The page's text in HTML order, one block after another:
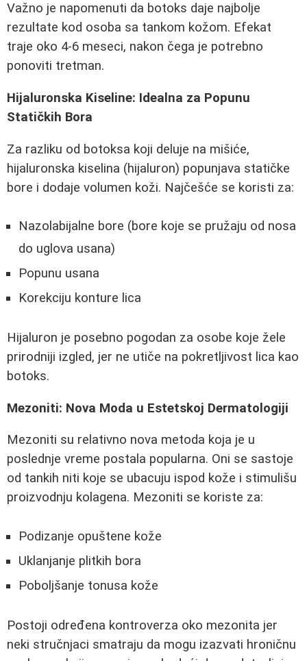
Važno je napomenuti da botoks daje najbolje
rezultate kod osoba sa tankom kožom. Efekat
traje oko 4-6 meseci, nakon čega je potrebno
ponoviti tretman.
Hijaluronska Kiseline: Idealna za Popunu
Statičkih Bora
Za razliku od botoksa koji deluje na mišiće,
hijaluronska kiselina (hijaluron) popunjava statičke
bore i dodaje volumen koži. Najčešće se koristi za:
Nazolabijalne bore (bore koje se pružaju od nosa
do uglova usana)
Popunu usana
Korekciju konture lica
Hijaluron je posebno pogodan za osobe koje žele
prirodniji izgled, jer ne utiče na pokretljivost lica kao
botoks.
Mezoniti: Nova Moda u Estetskoj Dermatologiji
Mezoniti su relativno nova metoda koja je u
poslednje vreme postala popularna. Oni se sastoje
od tankih niti koje se ubacuju ispod kože i stimulišu
proizvodnju kolagena. Mezoniti se koriste za:
Podizanje opuštene kože
Uklanjanje plitkih bora
Poboljšanje tonusa kože
Postoji određena kontroverza oko mezonita jer
neki stručnjaci smatraju da mogu izazvati hroničnu